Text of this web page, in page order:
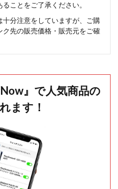
ことをご了承ください。
分注意をしていますが、ご購
ク先の販売価格・販売元をご確
』で人気商品の
ます！